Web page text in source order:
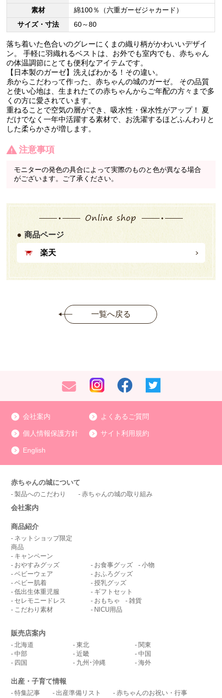
素材
綿100％（六重ガーゼジャカード）
サイズ・寸法
60～80
落ち着いた色合いのグレーにくまの織り柄がかわいいデザイ
ン。 手軽に羽織れるベストは、お外でも室内でも、赤ちゃん
の体温調節にとても便利なアイテムです。
【日本製のガーゼ】洗えばわかる！その違い。
糸からこだわって作った、赤ちゃんの城のガーゼ。 その品質
と使い心地は、生まれたての赤ちゃんからご年配の方々まで多
くの方に愛されています。
重ねることで空気の層ができ、吸水性・保水性がアップ！ 夏
だけでなく一年中活躍する素材で、お洗濯するほどふんわりと
した柔らかさが増します。
注意事項
モニターの発色の具合によって実際のものと色が異なる場合
がございます。ご了承ください。
商品ページ
楽天
一覧へ戻る
会社案内 よくあるご質問
個人情報保護方針 サイト利用規約
English
赤ちゃんの城について
製品へのこだわり 赤ちゃんの城の取り組み
会社案内
商品紹介
ネットショップ限定
商品
キャンペーン
おやすみグッズ
ベビーウェア
ベビー肌着
低出生体重児服
セレモニードレス
こだわり素材
お食事グッズ
小物
おふろグッズ
授乳グッズ
ギフトセット
おもちゃ
雑貨
NICU用品
販売店案内
北海道 東北
関東
中部
近畿
中国
四国
九州･沖縄 海外
出産・子育て情報
特集記事 出産準備リスト 赤ちゃんのお祝い・行事